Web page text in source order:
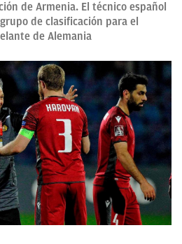
de Armenia. El técnico español
de clasificación para el
de Alemania